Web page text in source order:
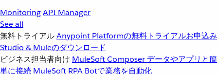
MonitoringAPI Manager
See all
無料トライアルAnypoint Platformの無料トライアルお申込み
Studio & Muleのダウンロード
ビジネス担当者向け MuleSoft Composer データやアプリと簡
単に接続 MuleSoft RPA Botで業務を自動化